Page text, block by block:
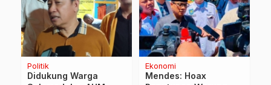
Politik
Didukung Warga
Ekonomi
Mendes: Hoax